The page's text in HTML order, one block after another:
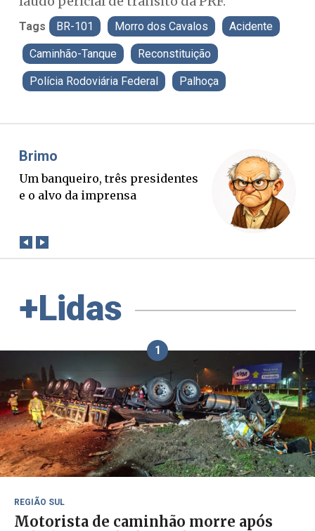
Tags BR-101 Morro dos Cavalos Acidente
Caminhão-Tanque Reconstituição
Polícia Rodoviária Federal Palhoça
Misael Elias
O Boato corre mais rápido que a
verdade. Mas quem paga a
+Lidas
1
REGIÃO SUL
Motorista de caminhão morre após